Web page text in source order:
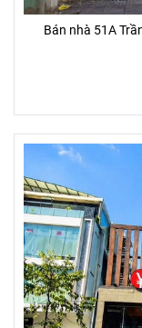
Bán nhà 51A